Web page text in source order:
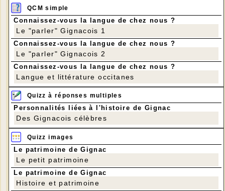
issu d'une lignée indienne.
ASANA (postures) / PRANAYAMA (maîtrise du
souffle) / DHARANA (concentration) / DHYANA
(méditation) / Relaxation
Le YOGA permet de gérer ses émotions, ses
doutes, son stress, par des techniques simples
et abordables à tout le monde.
Le YOGA apporte santé mentale & physique,
énergie puissante, esprit clair & serein.
Une attention particulière est apportée pour chaque
exercice, avec respect et bienveillance
Des conseils individuels sont prodigués tout au long
de la séance.
Ouvert à tous ! du débutant au chevronné !
Apporter un tapis et un coussin (prêt possible au
besoin)
Participation : 25€
Adhésion annuelle de 5€, au titre de l'assurance.
Règlement en chèque ou espèces
Pour tout renseignement et inscription
QCM simple
Connaissez-vous la langue de chez nous ?
Le "parler" Gignacois 1
Connaissez-vous la langue de chez nous ?
Le "parler" Gignacois 2
Connaissez-vous la langue de chez nous ?
Langue et littérature occitanes
Quizz à réponses multiples
Personnalités liées à l'histoire de Gignac
Des Gignacois célèbres
Quizz images
Le patrimoine de Gignac
Le petit patrimoine
Le patrimoine de Gignac
Histoire et patrimoine